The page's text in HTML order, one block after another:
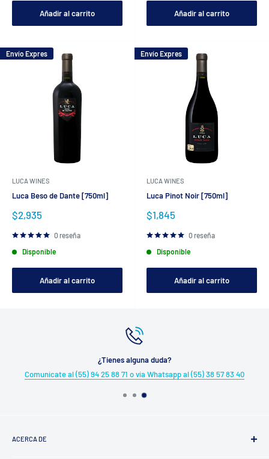
Añadir al carrito Añadir al carrito
Envío Expres
LUCA WINES
Luca Beso de Dante [750ml]
Precio
venta
$2,935
0 reseña
Disponible
Añadir al carrito
Envío Expres
LUCA WINES
Luca Pinot Noir [750ml]
Precio
venta
$1,845
0 reseña
Disponible
Añadir al carrito
¿Tienes alguna duda?
Comunícate al (55) 94 25 88 71 o vía Whatsapp al (55) 38 57 83 40
ACERCA DE